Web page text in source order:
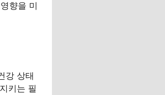
향을 미
강 상태
키는 필